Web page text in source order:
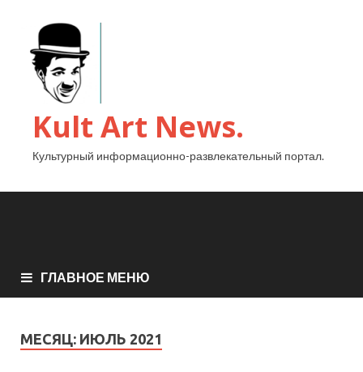
Kult Art News.
Культурный информационно-развлекательный портал.
ГЛАВНОЕ МЕНЮ
МЕСЯЦ: ИЮЛЬ 2021